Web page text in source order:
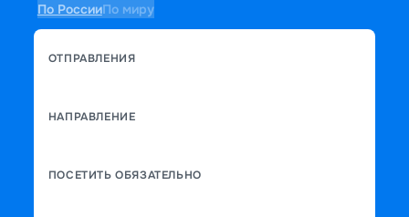
По РоссииПо миру
ОТПРАВЛЕНИЯ
НАПРАВЛЕНИЕ
ПОСЕТИТЬ ОБЯЗАТЕЛЬНО